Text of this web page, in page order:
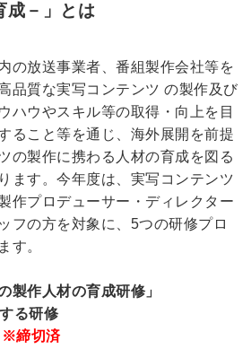
成－」とは
の放送事業者、番組製作会社等を
品質な実写コンテンツ の製作及び
ハウやスキル等の取得・向上を目
ること等を通じ、海外展開を前提
の製作に携わる人材の育成を図る
ます。今年度は、実写コンテンツ
作プロデューサー・ディレクター
フの方を対象に、5つの研修プロ
す。
製作人材の育成研修」
る研修
※締切済